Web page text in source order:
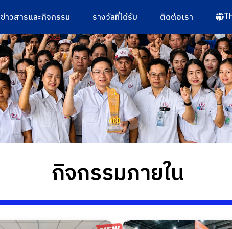
ข่าวสารและกิจกรรม รางวัลที่ได้รับ ติดต่อเรา
กิจกรรมภายใน